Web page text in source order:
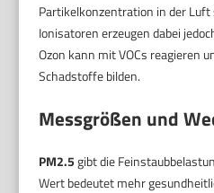
Partikelkonzentration in der
Ionisatoren erzeugen dabei
Ozon kann mit VOCs reagieren
Schadstoffe bilden.
Messgrößen und
PM2.5gibt die
Wert bedeutet mehr